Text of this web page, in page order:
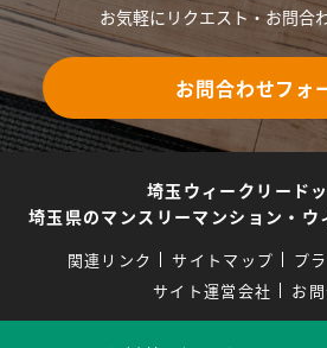
お気軽にリクエスト・お問合
お問合わせフォ
埼玉ウィークリード
埼玉県のマンスリーマンション・ウ
関連リンク サイトマップ
プ
サイト運営会社
お